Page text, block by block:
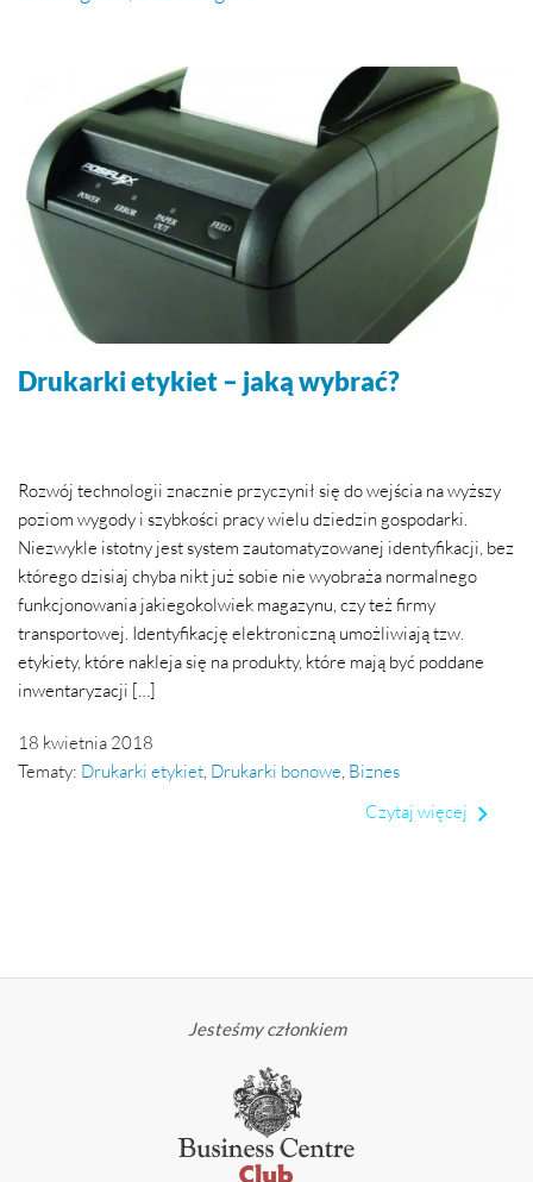
Drukarki etykiet – jaką wybrać?
Rozwój technologii znacznie przyczynił się do wejścia na wyższy
poziom wygody i szybkości pracy wielu dziedzin gospodarki.
Niezwykle istotny jest system zautomatyzowanej identyfikacji, bez
którego dzisiaj chyba nikt już sobie nie wyobraża normalnego
funkcjonowania jakiegokolwiek magazynu, czy też firmy
transportowej. Identyfikację elektroniczną umożliwiają tzw.
etykiety, które nakleja się na produkty, które mają być poddane
inwentaryzacji […]
18 kwietnia 2018
Tematy: Drukarki etykiet, Drukarki bonowe, Biznes
Czytaj więcej
Jesteśmy członkiem